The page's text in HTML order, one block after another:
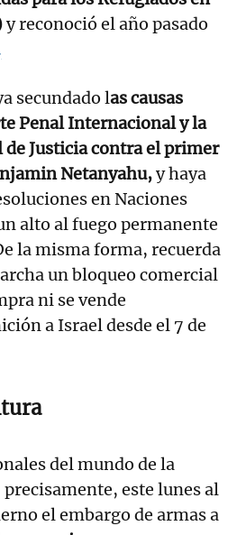
y reconoció el año pasado
secundado las causas
Penal Internacional y la
Justicia contra el primer
Netanyahu,y haya
en Naciones
alto al fuego permanente
la misma forma, recuerda
un bloqueo comercial
ni se vende
a Israel desde el 7 de
del mundo de la
este lunes al
el embargo de armas a